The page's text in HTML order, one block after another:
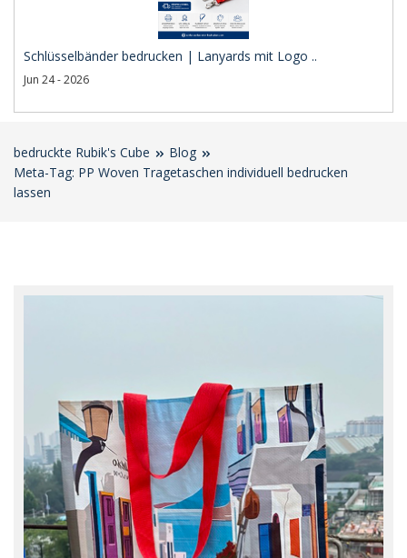
Schlüsselbänder bedrucken | Lanyards mit Logo ..
Jun 24 - 2026
bedruckte Rubik's Cube
Blog
Meta-Tag: PP Woven Tragetaschen individuell bedrucken
lassen